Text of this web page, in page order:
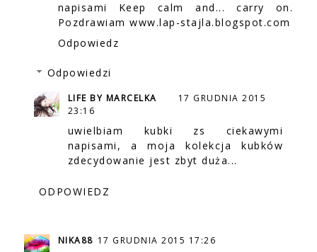
napisami Keep calm and... carry on.
Pozdrawiam www.lap-stajla.blogspot.com
Odpowiedz
Odpowiedzi
LIFE BY MARCELKA
17 GRUDNIA 2015
23:16
uwielbiam kubki zs ciekawymi
napisami, a moja kolekcja kubków
zdecydowanie jest zbyt duża...
ODPOWIEDZ
NIKA88 17 GRUDNIA 2015 17:26